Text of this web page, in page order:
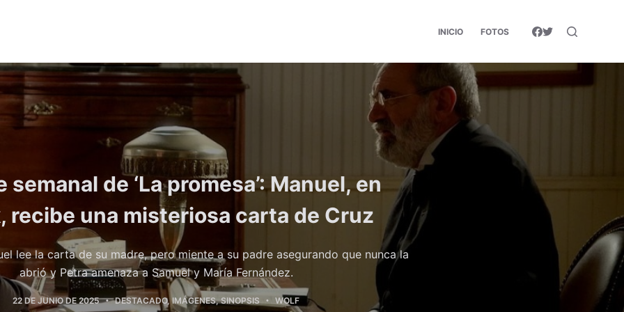
INICIO FOTOS
semanal de ‘La promesa’: Manuel, en
recibe una misteriosa carta de Cruz
lee la carta de su madre, pero miente a su padre asegurando que nunca la
abrió y Petra amenaza a Samuel y María Fernández.
22 DE JUNIO DE 2025 DESTACADO,IMÁGENES,SINOPSIS WOLF